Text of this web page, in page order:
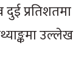
प्रतिशतमा
उल्लेख